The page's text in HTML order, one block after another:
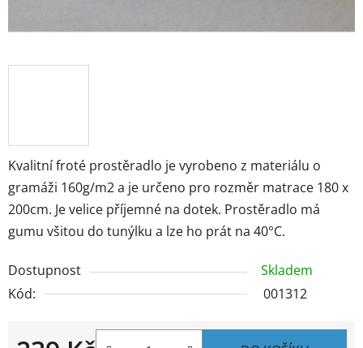
Kvalitní froté prostěradlo je vyrobeno z materiálu o
gramáži 160g/m2 a je určeno pro rozměr matrace 180 x
200cm. Je velice příjemné na dotek. Prostěradlo má
gumu všitou do tunýlku a lze ho prát na 40°C.
Dostupnost
Skladem
Kód:
001312